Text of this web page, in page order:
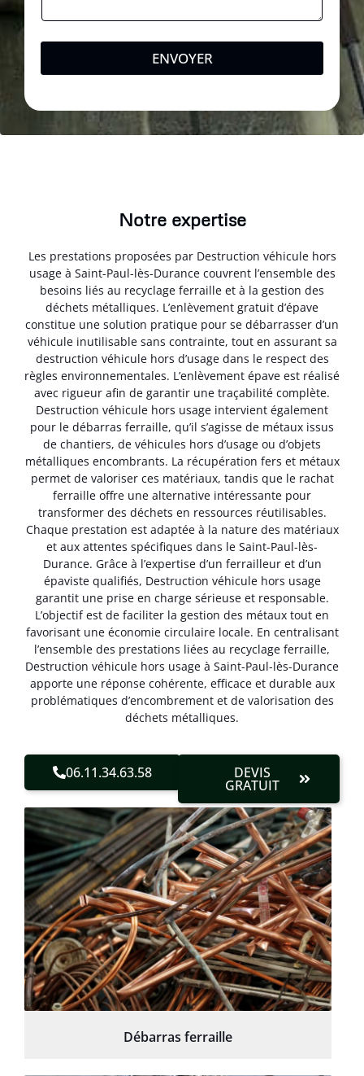
ENVOYER
Notre expertise
Les prestations proposées par Destruction véhicule hors
usage à Saint-Paul-lès-Durance couvrent l’ensemble des
besoins liés au recyclage ferraille et à la gestion des
déchets métalliques. L’enlèvement gratuit d’épave
constitue une solution pratique pour se débarrasser d’un
véhicule inutilisable sans contrainte, tout en assurant sa
destruction véhicule hors d’usage dans le respect des
règles environnementales. L’enlèvement épave est réalisé
avec rigueur afin de garantir une traçabilité complète.
Destruction véhicule hors usage intervient également
pour le débarras ferraille, qu’il s’agisse de métaux issus
de chantiers, de véhicules hors d’usage ou d’objets
métalliques encombrants. La récupération fers et métaux
permet de valoriser ces matériaux, tandis que le rachat
ferraille offre une alternative intéressante pour
transformer des déchets en ressources réutilisables.
Chaque prestation est adaptée à la nature des matériaux
et aux attentes spécifiques dans le Saint-Paul-lès-
Durance. Grâce à l’expertise d’un ferrailleur et d’un
épaviste qualifiés, Destruction véhicule hors usage
garantit une prise en charge sérieuse et responsable.
L’objectif est de faciliter la gestion des métaux tout en
favorisant une économie circulaire locale. En centralisant
l’ensemble des prestations liées au recyclage ferraille,
Destruction véhicule hors usage à Saint-Paul-lès-Durance
apporte une réponse cohérente, efficace et durable aux
problématiques d’encombrement et de valorisation des
déchets métalliques.
06.11.34.63.58 DEVIS
GRATUIT
Débarras ferraille